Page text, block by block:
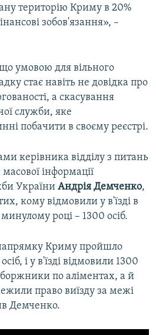
територію Криму в 20%
зобов'язання», –
умовою для вільного
стає навіть не довідка про
а скасування
служби, яке
побачити в своєму реєстрі.
керівника відділу з питань
масової інформації
України Андрія Демченко,
кому відмовили у в'їзді в
році – 1300 осіб.
Криму пройшло
і у в'їзді відмовили 1300
по аліментах, а й
право виїзду за межі
Демченко.